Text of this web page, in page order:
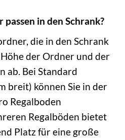
in den Schrank?
die in den Schrank
der Ordner und der
ab. Bei Standard
breit) können Sie in der
Regalboden
Regalböden bietet
Platz für eine große